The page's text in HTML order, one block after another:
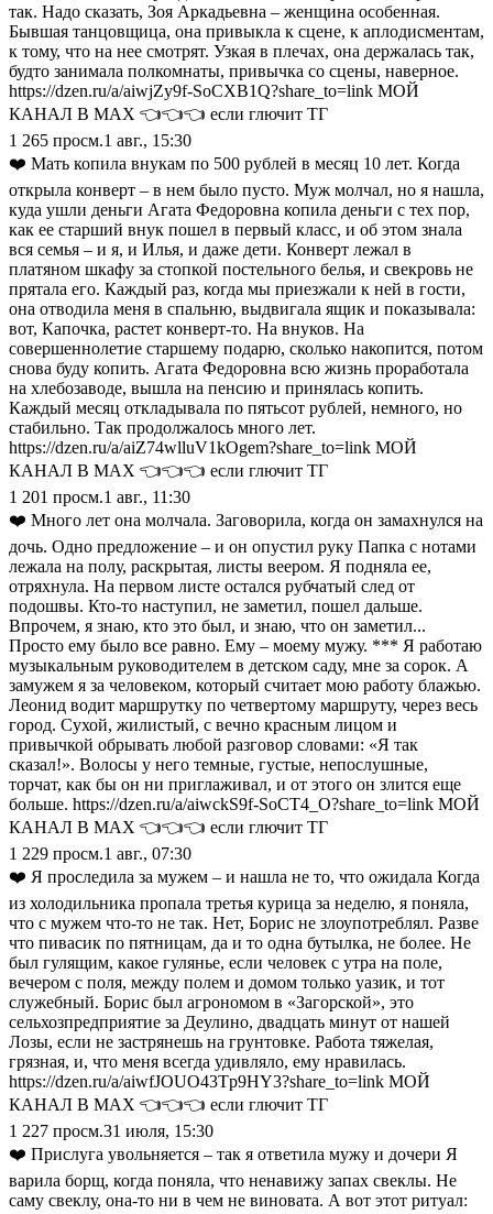
так. Надо сказать, Зоя Аркадьевна – женщина особенная.
Бывшая танцовщица, она привыкла к сцене, к аплодисментам,
к тому, что на нее смотрят. Узкая в плечах, она держалась так,
будто занимала полкомнаты, привычка со сцены, наверное.
https://dzen.ru/a/aiwjZy9f-SoCXB1Q?share_to=link МОЙ
КАНАЛ В МАХ 👈👈👈 если глючит ТГ
1 265 просм.1 авг., 15:30
❤️ Мать копила внукам по 500 рублей в месяц 10 лет. Когда
открыла конверт – в нем было пусто. Муж молчал, но я нашла,
куда ушли деньги Агата Федоровна копила деньги с тех пор,
как ее старший внук пошел в первый класс, и об этом знала
вся семья – и я, и Илья, и даже дети. Конверт лежал в
платяном шкафу за стопкой постельного белья, и свекровь не
прятала его. Каждый раз, когда мы приезжали к ней в гости,
она отводила меня в спальню, выдвигала ящик и показывала:
вот, Капочка, растет конверт-то. На внуков. На
совершеннолетие старшему подарю, сколько накопится, потом
снова буду копить. Агата Федоровна всю жизнь проработала
на хлебозаводе, вышла на пенсию и принялась копить.
Каждый месяц откладывала по пятьсот рублей, немного, но
стабильно. Так продолжалось много лет.
https://dzen.ru/a/aiZ74wlluV1kOgem?share_to=link МОЙ
КАНАЛ В МАХ 👈👈👈 если глючит ТГ
1 201 просм.1 авг., 11:30
❤️ Много лет она молчала. Заговорила, когда он замахнулся на
дочь. Одно предложение – и он опустил руку Папка с нотами
лежала на полу, раскрытая, листы веером. Я подняла ее,
отряхнула. На первом листе остался рубчатый след от
подошвы. Кто-то наступил, не заметил, пошел дальше.
Впрочем, я знаю, кто это был, и знаю, что он заметил...
Просто ему было все равно. Ему – моему мужу. *** Я работаю
музыкальным руководителем в детском саду, мне за сорок. А
замужем я за человеком, который считает мою работу блажью.
Леонид водит маршрутку по четвертому маршруту, через весь
город. Сухой, жилистый, с вечно красным лицом и
привычкой обрывать любой разговор словами: «Я так
сказал!». Волосы у него темные, густые, непослушные,
торчат, как бы он ни приглаживал, и от этого он злится еще
больше. https://dzen.ru/a/aiwckS9f-SoCT4_O?share_to=link МОЙ
КАНАЛ В МАХ 👈👈👈 если глючит ТГ
1 229 просм.1 авг., 07:30
❤️ Я проследила за мужем – и нашла не то, что ожидала Когда
из холодильника пропала третья курица за неделю, я поняла,
что с мужем что-то не так. Нет, Борис не злоупотреблял. Разве
что пивасик по пятницам, да и то одна бутылка, не более. Не
был гулящим, какое гулянье, если человек с утра на поле,
вечером с поля, между полем и домом только уазик, и тот
служебный. Борис был агрономом в «Загорской», это
сельхозпредприятие за Деулино, двадцать минут от нашей
Лозы, если не застрянешь на грунтовке. Работа тяжелая,
грязная, и, что меня всегда удивляло, ему нравилась.
https://dzen.ru/a/aiwfJOUO43Tp9HY3?share_to=link МОЙ
КАНАЛ В МАХ 👈👈👈 если глючит ТГ
1 227 просм.31 июля, 15:30
❤️ Прислуга увольняется – так я ответила мужу и дочери Я
варила борщ, когда поняла, что ненавижу запах свеклы. Не
саму свеклу, она-то ни в чем не виновата. А вот этот ритуал: